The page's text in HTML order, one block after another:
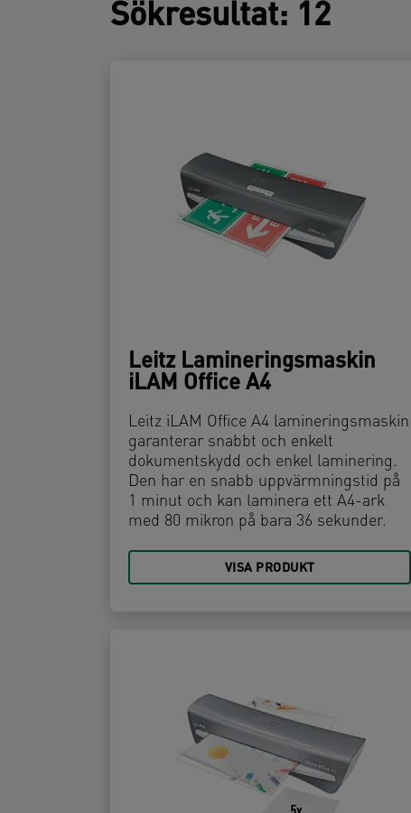
Sökresultat: 12
Leitz Lamineringsmaskin
iLAM Office A4
Leitz iLAM Office A4 lamineringsmaskin
garanterar snabbt och enkelt
dokumentskydd och enkel laminering.
Den har en snabb uppvärmningstid på
1 minut och kan laminera ett A4-ark
med 80 mikron på bara 36 sekunder.
VISA PRODUKT